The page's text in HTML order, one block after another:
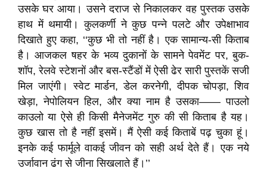
उसके घर आया। उसने दराज से निकालकर वह पुस्तक उसके
हाथ में थमायी। कुलकर्णी ने कुछ पन्ने पलटे और उपेक्षाभाव
दिखाते हुए कहा, ‘‘कुछ भी तो नहीं है। एक सामान्य-सी किताब
है। आजकल षहर के भव्य दुकानों के सामने पेवमेंट पर, बुक-
शॉप, रेलवे स्टेशनों और बस-स्टैंडों में ऐसी ढेर सारी पुस्तकें सजी
मिल जाएंगी। स्वेट मार्डन, डेल करनेगी, दीपक चोपड़ा, शिव
खेड़ा, नेपोलियन हिल, और क्या नाम है उसका—— पाउलो
काउलो या ऐसे ही किसी मैनेजमेंट गुरु की सी किताब है यह।
कुछ खास तो है नहीं इसमें। मैं ऐसी कई किताबें पढ़ चुका हूं।
इनके कई फार्मूले वाकई जीवन को सही अर्थ देते हैं। एक नये
उर्जावान ढंग से जीना सिखलाते हैं।’’